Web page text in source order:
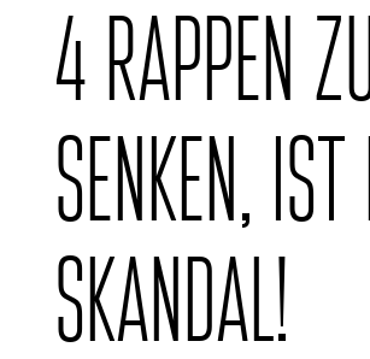
4 Rappen
senken, ist
Skandal!